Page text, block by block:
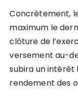
Concrètement,
maximum le
clôture de
versement au-
subira un intérêt
rendement des